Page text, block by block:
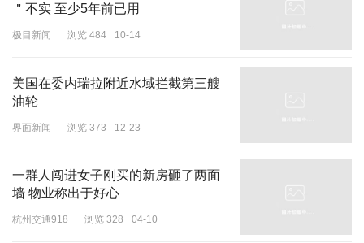
＂不实 至少5年前已用
极目新闻 浏览 484 10-14
美国在委内瑞拉附近水域拦截第三艘
油轮
界面新闻 浏览 373 12-23
一群人闯进女子刚买的新房砸了两面
墙 物业称出于好心
杭州交通918 浏览 328 04-10